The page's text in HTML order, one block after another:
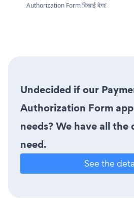
Authorization Form दिखाई देगा!
Undecided if our
Authorization Form
needs? We have all the
need.
See the